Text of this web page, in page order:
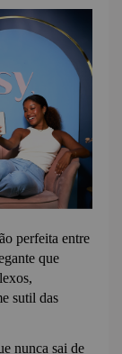
perfeita entre
que
sutil das
nunca sai de